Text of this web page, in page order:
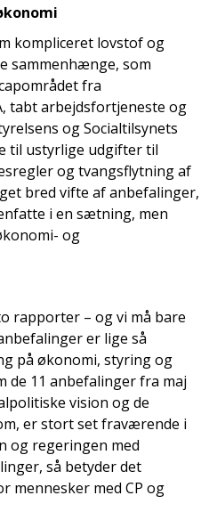
kompliceret lovstof og
sammenhænge, som
fra
tabt arbejdsfortjeneste og
og Socialtilsynets
til ustyrlige udgifter til
og tvangsflytning af
bred vifte af anbefalinger,
i en sætning, men
og
rapporter – og vi må bare
er lige så
på økonomi, styring og
de 11 anbefalinger fra maj
vision og de
er stort set fraværende i
og regeringen med
så betyder det
mennesker med CP og